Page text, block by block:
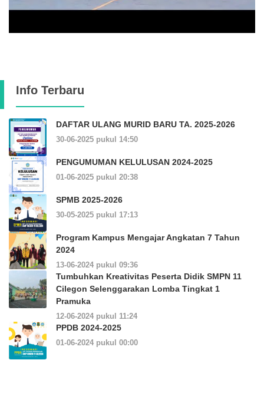
Info Terbaru
DAFTAR ULANG MURID BARU TA. 2025-2026
30-06-2025 pukul 14:50
PENGUMUMAN KELULUSAN 2024-2025
01-06-2025 pukul 20:38
SPMB 2025-2026
30-05-2025 pukul 17:13
Program Kampus Mengajar Angkatan 7 Tahun
2024
13-06-2024 pukul 09:36
Tumbuhkan Kreativitas Peserta Didik SMPN 11
Cilegon Selenggarakan Lomba Tingkat 1
Pramuka
12-06-2024 pukul 11:24
PPDB 2024-2025
01-06-2024 pukul 00:00